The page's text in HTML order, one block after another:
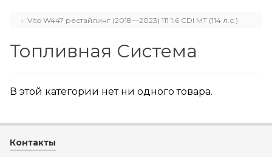
Vito W447 рестайлинг (2018—2023) 111 1.6 CDI MT (114 л.с.)
Топливная Система
В этой категории нет ни одного товара.
Контакты